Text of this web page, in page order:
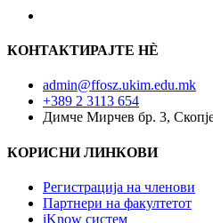
КОНТАКТИРАЈТЕ НÈ
admin@ffosz.ukim.edu.mk
+389 2 3113 654
Димче Мирчев бр. 3,
КОРИСНИ ЛИНКОВИ
Регистрација на членови
Партнери на факултетот
iKnow систем